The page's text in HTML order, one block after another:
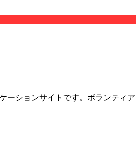
ションサイトです。ボランティ